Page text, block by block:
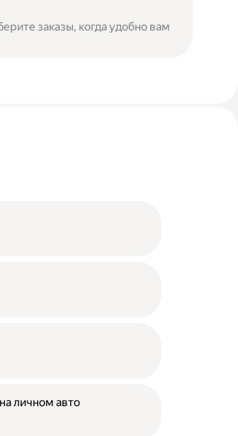
заказы, когда удобно вам
личном авто